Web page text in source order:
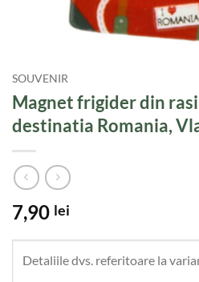
SOUVENIR
Magnet frigider din
destinatia Romania,
7,90 lei